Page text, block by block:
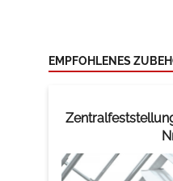
EMPFOHLENES